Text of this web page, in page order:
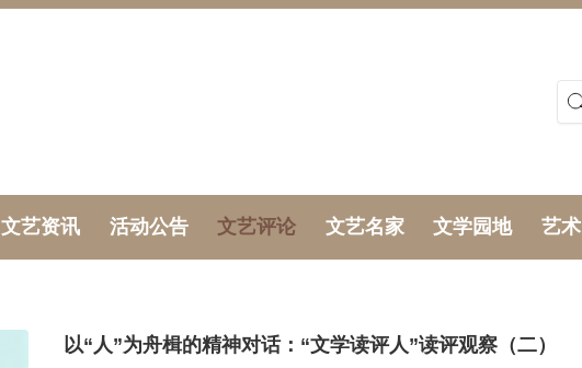
文艺资讯 活动公告 文艺评论 文艺名家 文学园地 艺
以“人”为舟楫的精神对话：“文学读评人”读评观察（二）